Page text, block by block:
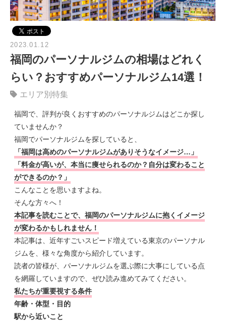
2023.01.12
福岡のパーソナルジムの相場はどれく
らい？おすすめパーソナルジム14選！
エリア別特集
福岡で、評判が良くおすすめのパーソナルジムはどこか探し
ていませんか？
福岡でパーソナルジムを探していると、
「福岡は高めのパーソナルジムがありそうなイメージ…」
「料金が高いが、本当に痩せられるのか？自分は変わること
ができるのか？」
こんなことを思いますよね。
そんな方々へ！
本記事を読むことで、福岡のパーソナルジムに抱くイメージ
が変わるかもしれません！
本記事は、近年すごいスピード増えている東京のパーソナル
ジムを、様々な角度から紹介しています。
読者の皆様が、パーソナルジムを選ぶ際に大事にしている点
を網羅していますので、ぜひ読み進めてみてください。
私たちが重要視する条件
年齢・体型・目的
駅から近いこと